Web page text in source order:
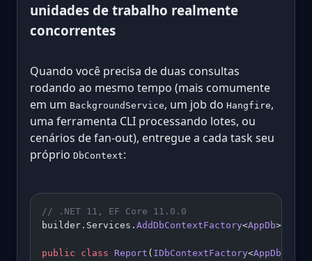
unidades de trabalho realmente
concorrentes
Quando você precisa de duas consultas
rodando ao mesmo tempo (mais comumente
em um BackgroundService, um job do Hangfire,
uma ferramenta CLI processando lotes, ou
cenários de fan-out), entregue a cada task seu
próprio DbContext:
// .NET 11, EF Core 11.0.0
builder.Services. AddDbContextFactory<AppDb>(
public class Report ( IDbContextFactory<AppDb